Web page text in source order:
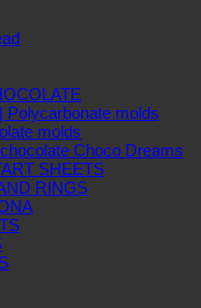
Polycarbonate molds
molds
Choco Dreams
SHEETS
RINGS